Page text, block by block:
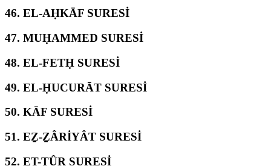
46. EL-AḤKĀF SURESİ
47. MUḤAMMED SURESİ
48. EL-FETḤ SURESİ
49. EL-ḤUCURĀT SURESİ
50. KĀF SURESİ
51. EẔ-ẔÂRİYÂT SURESİ
52. ET-TÛR SURESİ